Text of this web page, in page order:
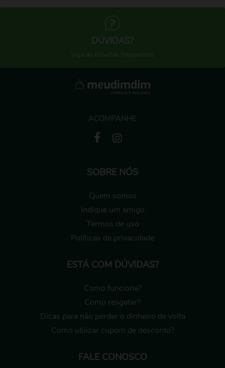
DÚVIDAS?
Veja as dúvidas frequentes
ACOMPANHE
SOBRE NÓS
Quem somos
Indique um amigo
Termos de uso
Políticas de privacidade
ESTÁ COM DÚVIDAS?
Como funciona?
Como resgatar?
Dicas para não perder o dinheiro de volta
Como utilizar cupom de desconto?
FALE CONOSCO